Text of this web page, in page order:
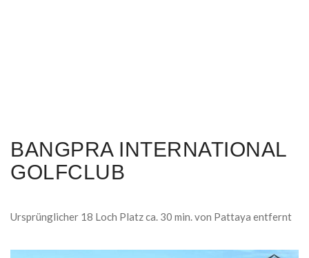
BANGPRA INTERNATIONAL
GOLFCLUB
Ursprünglicher 18 Loch Platz ca. 30 min. von Pattaya entfernt